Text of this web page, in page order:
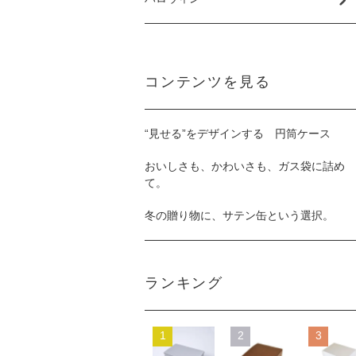
コンテンツを見る
“見せる”をデザインする 円筒ケース
おいしさも、かわいさも、ガス袋に詰め
て。
冬の贈り物に、サテン缶という選択。
ランキング
1 2 3